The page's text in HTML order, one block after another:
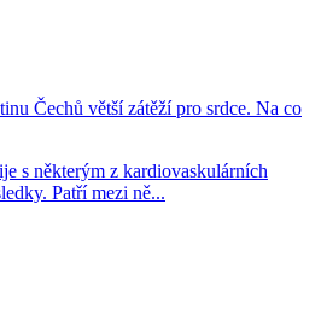
Čechů větší zátěží pro srdce. Na co
s některým z kardiovaskulárních
Patří mezi ně...